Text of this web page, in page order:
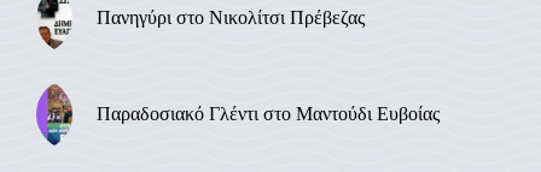
Πανηγύρι στο Νικολίτσι Πρέβεζας
Παραδοσιακό Γλέντι στο Μαντούδι Ευβοίας